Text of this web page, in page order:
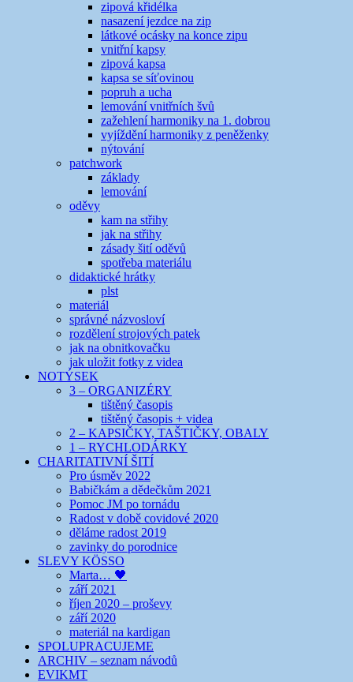
zipová křidélka
nasazení jezdce na zip
látkové ocásky na konce zipu
vnitřní kapsy
zipová kapsa
kapsa se síťovinou
popruh a ucha
lemování vnitřních švů
zažehlení harmoniky na 1. dobrou
vyjíždění harmoniky z peněženky
nýtování
patchwork
základy
lemování
oděvy
kam na střihy
jak na střihy
zásady šití oděvů
spotřeba materiálu
didaktické hrátky
plst
materiál
správné názvosloví
rozdělení strojových patek
jak na obnitkovačku
jak uložit fotky z videa
NOTÝSEK
3 – ORGANIZÉRY
tištěný časopis
tištěný časopis + videa
2 – KAPSIČKY, TAŠTIČKY, OBALY
1 – RYCHLODÁRKY
CHARITATIVNÍ ŠITÍ
Pro úsměv 2022
Babičkám a dědečkům 2021
Pomoc JM po tornádu
Radost v době covidové 2020
děláme radost 2019
zavinky do porodnice
SLEVY KÖSSO
Marta… 🖤
září 2021
říjen 2020 – proševy
září 2020
materiál na kardigan
SPOLUPRACUJEME
ARCHIV – seznam návodů
EVIKMT